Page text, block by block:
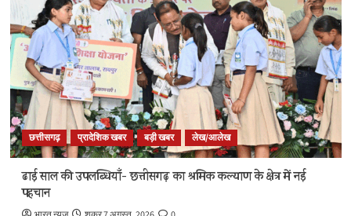
छत्तीसगढ़ प्रादेशिक खबर बड़ी खबर लेख/आलेख
ढाई साल की उपलब्धियाँ- छत्तीसगढ़ का श्रमिक कल्याण के क्षेत्र में नई
पहचान